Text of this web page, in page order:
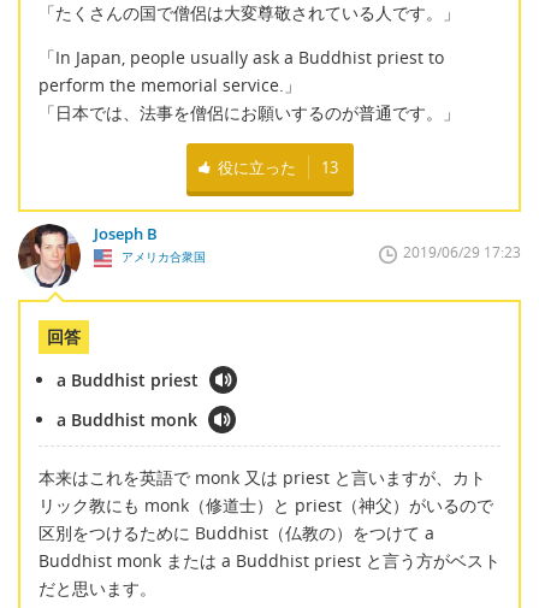
「たくさんの国で僧侶は大変尊敬されている人です。」
「In Japan, people usually ask a Buddhist priest to
perform the memorial service.」
「日本では、法事を僧侶にお願いするのが普通です。」
役に立った 13
Joseph B
アメリカ合衆国 2019/06/29 17:23
回答
a Buddhist priest
a Buddhist monk
本来はこれを英語で monk 又は priest と言いますが、カト
リック教にも monk（修道士）と priest（神父）がいるので
区別をつけるために Buddhist（仏教の）をつけて a
Buddhist monk または a Buddhist priest と言う方がベスト
だと思います。